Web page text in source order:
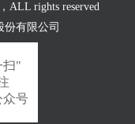
ALL rights reserved
份有限公司
扫"
众号